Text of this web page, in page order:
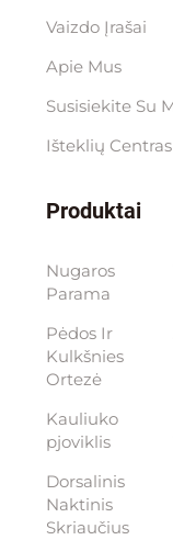
Vaizdo Įrašai
Apie Mus
Susisiekite Su
Išteklių Centras
Produktai
Nugaros
Parama
Pėdos Ir
Kulkšnies
Ortezė
Kauliuko
pjoviklis
Dorsalinis
Naktinis
Skriaučius